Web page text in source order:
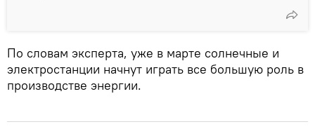
По словам эксперта, уже в марте солнечные и
электростанции начнут играть все большую роль в
производстве энергии.